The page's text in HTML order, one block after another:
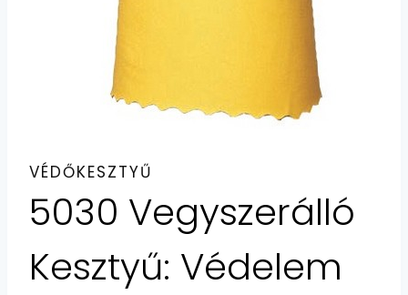
VÉDŐKESZTYŰ
5030 Vegyszerálló
Kesztyű: Védelem